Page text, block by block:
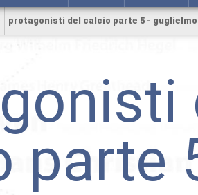
protagonisti del calcio parte 5 -
parte